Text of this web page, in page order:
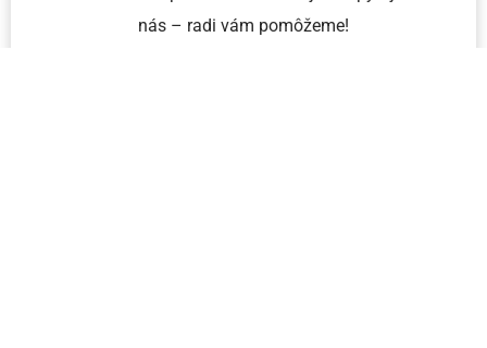
nás – radi vám pomôžeme!